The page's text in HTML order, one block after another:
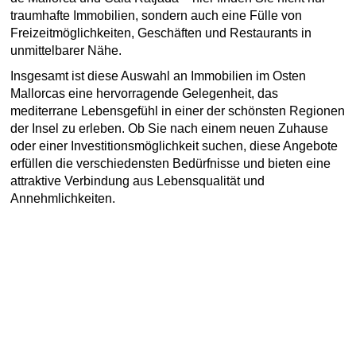
traumhafte Immobilien, sondern auch eine Fülle von
Freizeitmöglichkeiten, Geschäften und Restaurants in
unmittelbarer Nähe.
Insgesamt ist diese Auswahl an Immobilien im Osten
Mallorcas eine hervorragende Gelegenheit, das
mediterrane Lebensgefühl in einer der schönsten Regionen
der Insel zu erleben. Ob Sie nach einem neuen Zuhause
oder einer Investitionsmöglichkeit suchen, diese Angebote
erfüllen die verschiedensten Bedürfnisse und bieten eine
attraktive Verbindung aus Lebensqualität und
Annehmlichkeiten.